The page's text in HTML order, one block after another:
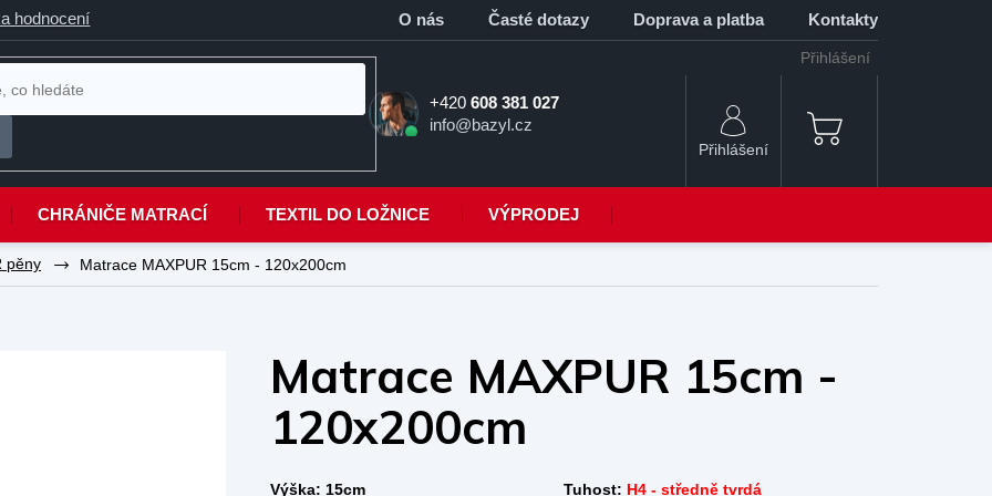
hodnocení O nás Časté dotazy Doprava a platba Kontakty
+420 608 381 027
info@bazyl.cz
Přihlášení
NÁKUPNÍ
CHRÁNIČE MATRACÍ TEXTIL DO LOŽNICE VÝPRODEJ
pěny Matrace MAXPUR 15cm - 120x200cm
Výška: 15cm Tuhost: H4 - středně tvrdá
Matrace MAXPUR 15cm -
120x200cm